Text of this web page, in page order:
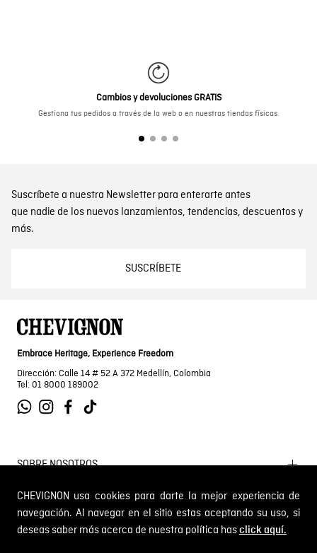
CHEVIGNON usa cookies para darte la mejor experiencia de
navegación. Al navegar en el sitio estas aceptando su uso, si
deseas saber más acerca de nuestra política hasclick aquí.
Cambios y devoluciones GRATIS
Gestiona tus pedidos a través de la web o en nuestras tiendas físicas.
Suscríbete a nuestra Newsletter para enterarte antes
que nadie de los nuevos lanzamientos, tendencias, descuentos y
más.
SUSCRÍBETE
Embrace Heritage, Experience Freedom
Dirección: Calle 14 # 52 A 372 Medellín, Colombia
Tel: 01 8000 189002
SOBRE NOSOTROS
Encuentra tu tienda
Historia de la marca
Mapa del sitio
INFORMACIÓN